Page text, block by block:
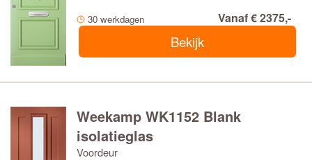
30 werkdagen Vanaf € 2375,-
Bekijk
Weekamp WK1152 Blank
isolatieglas
Voordeur